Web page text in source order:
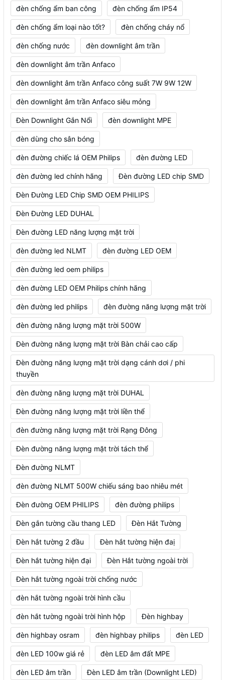
đèn chống ẩm ban công đèn chống ẩm IP54
đèn chống ẩm loại nào tốt? đèn chống cháy nổ
đèn chống nước đèn downlight âm trần
đèn downlight âm trần Anfaco
đèn downlight âm trần Anfaco công suất 7W 9W 12W
đèn downlight âm trần Anfaco siêu mỏng
Đèn Downlight Gắn Nổi đèn downlight MPE
đèn dùng cho sân bóng
đèn đường chiếc lá OEM Philips đèn đường LED
đèn đường led chính hãng Đèn đường LED chip SMD
Đèn Đường LED Chip SMD OEM PHILIPS
Đèn Đường LED DUHAL
Đèn đường LED năng lượng mặt trời
đèn đường led NLMT đèn đường LED OEM
đèn đường led oem philips
đèn đường LED OEM Philips chính hãng
đèn đường led philips đèn đường năng lượng mặt trời
đèn đường năng lượng mặt trời 500W
Đèn đường năng lượng mặt trời Bàn chải cao cấp
Đèn đường năng lượng mặt trời dạng cánh dơi / phi
thuyền
đèn đường năng lượng mặt trời DUHAL
Đèn đường năng lượng mặt trời liền thể
đèn đường năng lượng mặt trời Rạng Đông
Đèn đường năng lượng mặt trời tách thể
Đèn đường NLMT
đèn đường NLMT 500W chiếu sáng bao nhiêu mét
Đèn đường OEM PHILIPS đèn đường philips
Đèn gắn tường cầu thang LED Đèn Hắt Tường
Đèn hắt tường 2 đầu Đèn hắt tường hiện đaị
Đèn hắt tường hiện đại Đèn Hắt tường ngoài trời
Đèn hắt tường ngoài trời chống nước
đèn hắt tường ngoài trời hình cầu
đèn hắt tường ngoài trời hình hộp Đèn highbay
đèn highbay osram đèn highbay philips đèn LED
đèn LED 100w giá rẻ đèn LED âm đất MPE
đèn LED âm trần Đèn LED âm trần (Downlight LED)